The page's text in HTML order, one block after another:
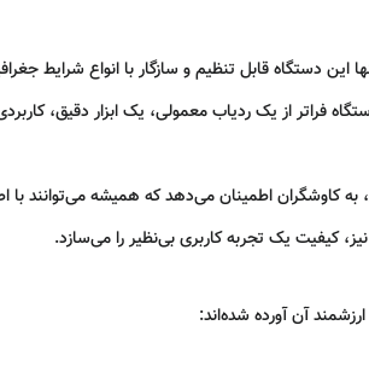
دستگاه قابل تنظیم و سازگار با انواع شرایط
فراتر از یک ردیاب معمولی، یک ابزار دقیق،
اطمینان می‌دهد که همیشه می‌توانند با
کیفیت یک تجربه کاربری بی‌نظیر را می‌سازد.
آن آورده شده‌اند: